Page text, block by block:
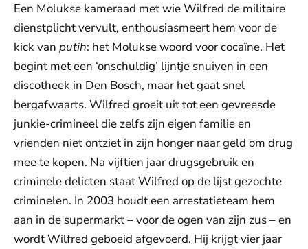
Een Molukse kameraad met wie Wilfred de militaire
dienstplicht vervult, enthousiasmeert hem voor de
kick van putih: het Molukse woord voor cocaïne. Het
begint met een ‘onschuldig’ lijntje snuiven in een
discotheek in Den Bosch, maar het gaat snel
bergafwaarts. Wilfred groeit uit tot een gevreesde
junkie-crimineel die zelfs zijn eigen familie en
vrienden niet ontziet in zijn honger naar geld om drug
mee te kopen. Na vijftien jaar drugsgebruik en
criminele delicten staat Wilfred op de lijst gezochte
criminelen. In 2003 houdt een arrestatieteam hem
aan in de supermarkt – voor de ogen van zijn zus – en
wordt Wilfred geboeid afgevoerd. Hij krijgt vier jaar